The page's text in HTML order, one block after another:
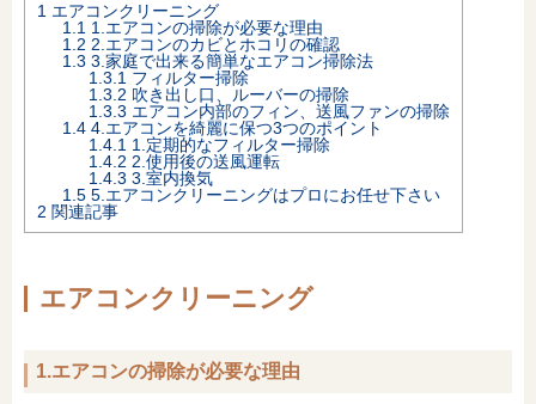
1 エアコンクリーニング
1.1 1.エアコンの掃除が必要な理由
1.2 2.エアコンのカビとホコリの確認
1.3 3.家庭で出来る簡単なエアコン掃除法
1.3.1フィルター掃除
1.3.2 吹き出し口、ルーバーの掃除
1.3.3 エアコン内部のフィン、送風ファンの掃除
1.4 4.エアコンを綺麗に保つ3つのポイント
1.4.11.定期的なフィルター掃除
1.4.2 2.使用後の送風運転
1.4.3 3.室内換気
1.5 5.エアコンクリーニングはプロにお任せ下さい
2 関連記事
エアコンクリーニング
1.エアコンの掃除が必要な理由